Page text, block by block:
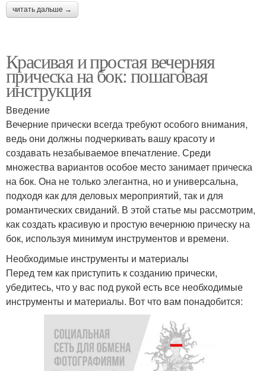
читать дальше →
Красивая и простая вечерняя
прическа на бок: пошаговая
инструкция
Введение
Вечерние прически всегда требуют особого внимания,
ведь они должны подчеркивать вашу красоту и
создавать незабываемое впечатление. Среди
множества вариантов особое место занимает прическа
на бок. Она не только элегантна, но и универсальна,
подходя как для деловых мероприятий, так и для
романтических свиданий. В этой статье мы рассмотрим,
как создать красивую и простую вечернюю прическу на
бок, используя минимум инструментов и времени.
Необходимые инструменты и материалы
Перед тем как приступить к созданию прически,
убедитесь, что у вас под рукой есть все необходимые
инструменты и материалы. Вот что вам понадобится: